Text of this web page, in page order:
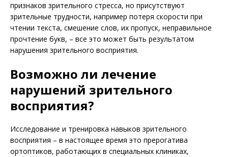
признаков зрительного стресса, но присутствуют
зрительные трудности, например потеря скорости при
чтении текста, смешение слов, их пропуск, неправильное
прочтение букв, – все это может быть результатом
нарушения зрительного восприятия.
Возможно ли лечение
нарушений зрительного
восприятия?
Исследование и тренировка навыков зрительного
восприятия – в настоящее время это прерогатива
ортоптиков, работающих в специальных клиниках,